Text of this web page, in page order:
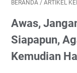
BERANDA / ARTIKEL
Awas,
Siapapun,
Kemudian